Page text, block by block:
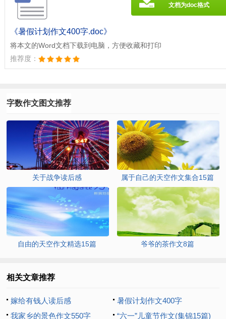
《暑假计划作文400字.doc》
将本文的Word文档下载到电脑，方便收藏和打印
推荐度：
文档为doc格式
字数作文图文推荐
关于战争读后感 属于自己的天空作文集合15篇
自由的天空作文精选15篇 爷爷的茶作文8篇
相关文章推荐
嫁给有钱人读后感
暑假计划作文400字
我家乡的景色作文550字
“六一”儿童节作文(集锦15篇)